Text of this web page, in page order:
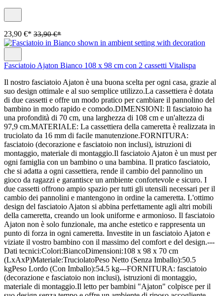
23,90 €* 33,90 €*
Fasciatoio Ajaton Bianco 108 x 98 cm con 2 cassetti Vitalispa
Il nostro fasciatoio Ajaton è una buona scelta per ogni casa, grazie al
suo design ottimale e al suo semplice utilizzo.La cassettiera è dotata
di due cassetti e offre un modo pratico per cambiare il pannolino del
bambino in modo rapido e comodo.DIMENSIONI: Il fasciatoio ha
una profondità di 70 cm, una larghezza di 108 cm e un'altezza di
97,9 cm.MATERIALE: La cassettiera della cameretta è realizzata in
truciolato da 16 mm di facile manutenzione.FORNITURA:
fasciatoio (decorazione e fasciatoio non inclusi), istruzioni di
montaggio, materiale di montaggio.Il fasciatoio Ajaton è un must per
ogni famiglia con un bambino o una bambina. Il pratico fasciatoio,
che si adatta a ogni cassettiera, rende il cambio del pannolino un
gioco da ragazzi e garantisce un ambiente confortevole e sicuro. I
due cassetti offrono ampio spazio per tutti gli utensili necessari per il
cambio dei pannolini e mantengono in ordine la cameretta. L'ottimo
design del fasciatoio Ajaton si abbina perfettamente agli altri mobili
della cameretta, creando un look uniforme e armonioso. Il fasciatoio
Ajaton non è solo funzionale, ma anche estetico e rappresenta un
punto di forza in ogni cameretta. Investite in un fasciatoio Ajaton e
viziate il vostro bambino con il massimo del comfort e del design.---
Dati tecnici:Colori:BiancoDimensioni:108 x 98 x 70 cm
(LxAxP)Materiale:TruciolatoPeso Netto (Senza Imballo):50.5
kgPeso Lordo (Con Imballo):54.5 kg---FORNITURA: fasciatoio
(decorazione e fasciatoio non inclusi), istruzioni di montaggio,
materiale di montaggio.Il letto per bambini "Ajaton" colpisce per il